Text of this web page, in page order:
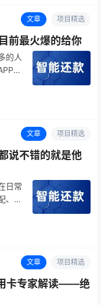
文章 项目精选
前最火爆的给你
的人
作
？
文章 项目精选
说不错的就是他
日常
、防
，
文章 项目精选
卡专家解读——绝